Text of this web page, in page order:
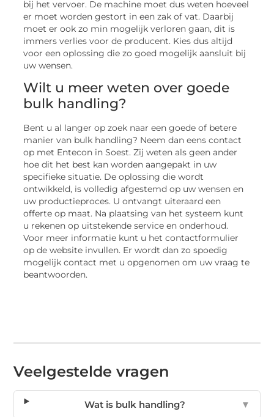
bij het vervoer. De machine moet dus weten hoeveel
er moet worden gestort in een zak of vat. Daarbij
moet er ook zo min mogelijk verloren gaan, dit is
immers verlies voor de producent. Kies dus altijd
voor een oplossing die zo goed mogelijk aansluit bij
uw wensen.
Wilt u meer weten over goede
bulk handling?
Bent u al langer op zoek naar een goede of betere
manier van bulk handling? Neem dan eens contact
op met Entecon in Soest. Zij weten als geen ander
hoe dit het best kan worden aangepakt in uw
specifieke situatie. De oplossing die wordt
ontwikkeld, is volledig afgestemd op uw wensen en
uw productieproces. U ontvangt uiteraard een
offerte op maat. Na plaatsing van het systeem kunt
u rekenen op uitstekende service en onderhoud.
Voor meer informatie kunt u het contactformulier
op de website invullen. Er wordt dan zo spoedig
mogelijk contact met u opgenomen om uw vraag te
beantwoorden.
Veelgestelde vragen
Wat is bulk handling? ▼